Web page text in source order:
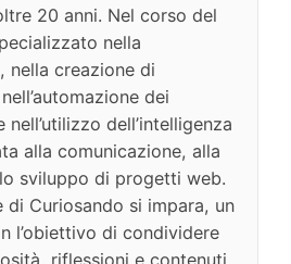
20 anni. Nel corso del
nella
nella creazione di
dei
dell’intelligenza
alla comunicazione, alla
sviluppo di progetti web.
di Curiosando si impara, un
l’obiettivo di condividere
riflessioni e contenuti